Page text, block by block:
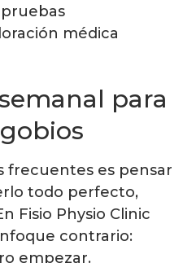
médica
para
frecuentes es pensar
todo perfecto,
Fisio Physio Clinic
contrario:
empezar.